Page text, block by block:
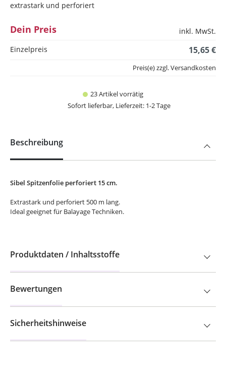
extrastark und perforiert
Dein Preis
inkl. MwSt.
Einzelpreis
15,65 €
23 Artikel vorrätig
Sofort lieferbar, Lieferzeit: 1-2 Tage
Preis(e) zzgl. Versandkosten
Beschreibung
Sibel Spitzenfolie perforiert 15 cm.
Extrastark und perforiert 500 m lang.
Ideal geeignet für Balayage Techniken.
Produktdaten / Inhaltsstoffe
Bewertungen
Sicherheitshinweise